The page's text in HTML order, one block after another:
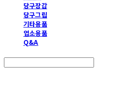
당구장갑
당구그립
기타용품
업소용품
Q&A